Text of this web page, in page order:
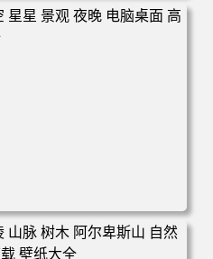
沙 大海 电脑桌面 高清壁纸
景观 夜晚 电脑桌面 高清壁纸